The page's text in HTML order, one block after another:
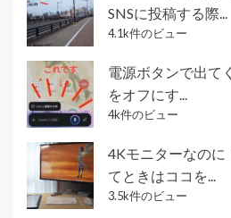
SNSに投稿する際...
4.1k件のビュー
電源ボタンで出て
をオフにす...
4k件のビュー
4Kモニターなのに
てときはココを...
3.5k件のビュー